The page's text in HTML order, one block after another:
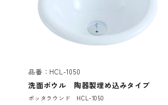
品番：HCL-1050
洗面ボウル 陶器製埋め込みタイプ
ポッタラウンド HCL-1050